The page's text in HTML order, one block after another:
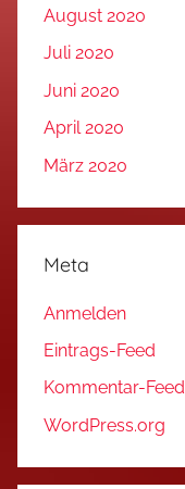
August 2020
Juli 2020
Juni 2020
April 2020
März 2020
Meta
Anmelden
Eintrags-Feed
Kommentar-Feed
WordPress.org